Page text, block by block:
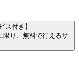
ス付き】
限り、無料で行えるサ